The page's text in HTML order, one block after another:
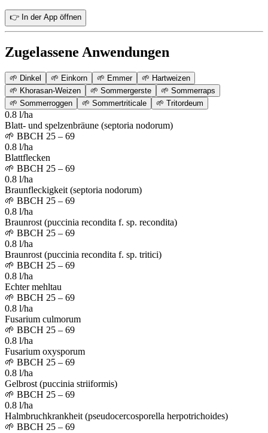
👉 In der App öffnen
Zugelassene Anwendungen
🌱 Dinkel 🌱 Einkorn 🌱 Emmer 🌱 Hartweizen
🌱 Khorasan-Weizen 🌱 Sommergerste 🌱 Sommerraps
🌱 Sommerroggen 🌱 Sommertriticale 🌱 Tritordeum
0.8 l/ha
Blatt- und spelzenbräune (septoria nodorum)
🌱 BBCH 25 – 69
0.8 l/ha
Blattflecken
🌱 BBCH 25 – 69
0.8 l/ha
Braunfleckigkeit (septoria nodorum)
🌱 BBCH 25 – 69
0.8 l/ha
Braunrost (puccinia recondita f. sp. recondita)
🌱 BBCH 25 – 69
0.8 l/ha
Braunrost (puccinia recondita f. sp. tritici)
🌱 BBCH 25 – 69
0.8 l/ha
Echter mehltau
🌱 BBCH 25 – 69
0.8 l/ha
Fusarium culmorum
🌱 BBCH 25 – 69
0.8 l/ha
Fusarium oxysporum
🌱 BBCH 25 – 69
0.8 l/ha
Gelbrost (puccinia striiformis)
🌱 BBCH 25 – 69
0.8 l/ha
Halmbruchkrankheit (pseudocercosporella herpotrichoides)
🌱 BBCH 25 – 69